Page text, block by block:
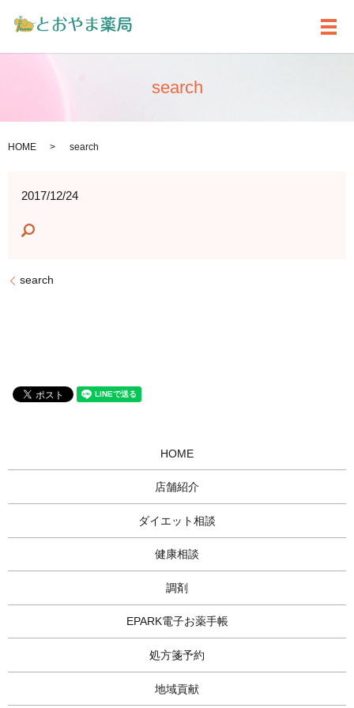
メ
search
HOME search
2017/12/24
search
HOME
店舗紹介
ダイエット相談
健康相談
調剤
EPARK電子お薬手帳
処方箋予約
地域貢献